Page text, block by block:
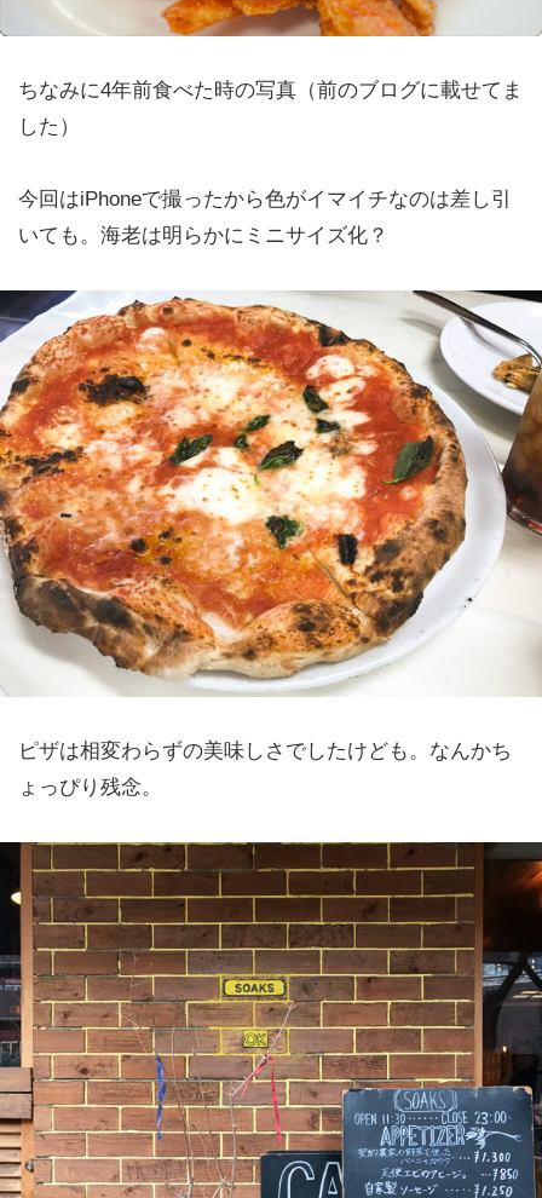
ちなみに4年前食べた時の写真（前のブログに載せてま
した）
今回はiPhoneで撮ったから色がイマイチなのは差し引
いても。海老は明らかにミニサイズ化？
ピザは相変わらずの美味しさでしたけども。なんかち
ょっぴり残念。